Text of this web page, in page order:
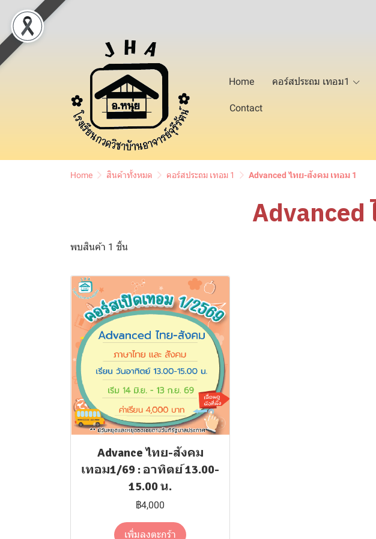
Home คอร์สประถม เทอม1
Contact
Home สินค้าทั้งหมด คอร์สประถม เทอม 1 Advanced ไทย-สังคม เทอม 1
Advanced
พบสินค้า 1 ชิ้น
Advance ไทย-สังคม
เทอม1/69 : อาทิตย์ 13.00-
15.00 น.
฿4,000
เพิ่มลงตะกร้า